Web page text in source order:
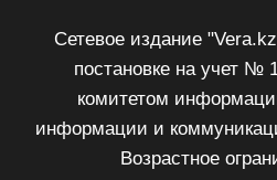
Сетевое издание
постановке на учет №
комитетом
информации и
Возрастное